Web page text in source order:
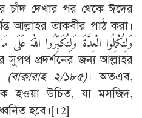
চাঁদ দেখার পর থেকে ঈদের
আল্লাহর তাকবীর পাঠ করা।
প্রদর্শনের জন্য আল্লাহর
(বাক্বারাহ ২/১৮৫)। অতএব,
হওয়া উচিত, যা মসজিদ,
হবে।[12]